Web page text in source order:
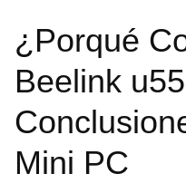
¿Porqué
Beelink
Mini PC